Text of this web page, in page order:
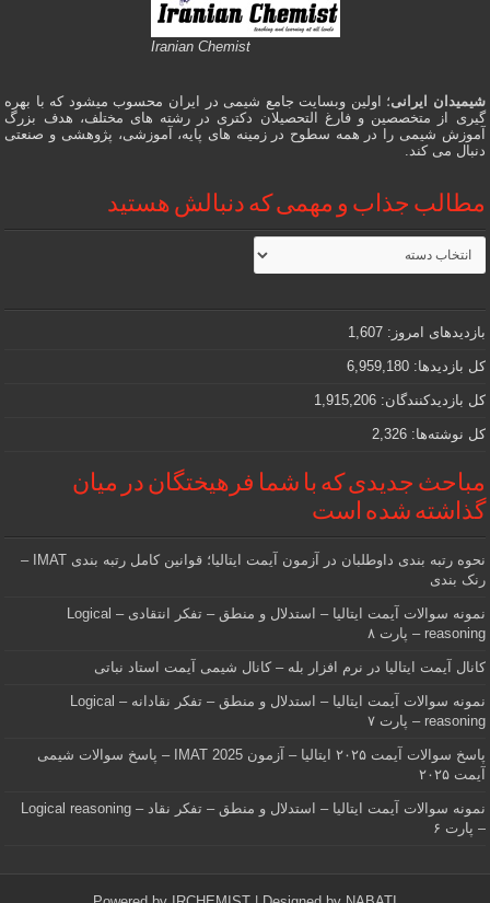
Iranian Chemist
شیمیدان ایرانی؛ اولین وبسایت جامع شیمی در ایران محسوب میشود که با بهره
گیری از متخصصین و فارغ التحصیلان دکتری در رشته های مختلف، هدف بزرگ
آموزش شیمی را در همه سطوح در زمینه های پایه، آموزشی، پژوهشی و صنعتی
دنبال می کند.
مطالب جذاب و مهمی که دنبالش هستید
مطالب
جذاب
و
که
دنبالش
هستید
بازدیدهای امروز:1,607
کل بازدیدها:6,959,180
کل بازدیدکنند‌گان:1,915,206
کل نوشته‌ها:2,326
مباحث جدیدی که با شما فرهیختگان در میان
گذاشته شده است
نحوه رتبه بندی داوطلبان در آزمون آیمت ایتالیا؛ قوانین کامل رتبه بندی IMAT –
رنک بندی
نمونه سوالات آیمت ایتالیا – استدلال و منطق – تفکر انتقادی – Logical
reasoning – پارت ۸
کانال آیمت ایتالیا در نرم افزار بله – کانال شیمی آیمت استاد نباتی
نمونه سوالات آیمت ایتالیا – استدلال و منطق – تفکر نقادانه – Logical
reasoning – پارت ۷
پاسخ سوالات آیمت ۲۰۲۵ ایتالیا – آزمون IMAT 2025 – پاسخ سوالات شیمی
آیمت ۲۰۲۵
نمونه سوالات آیمت ایتالیا – استدلال و منطق – تفکر نقاد – Logical reasoning
– پارت ۶